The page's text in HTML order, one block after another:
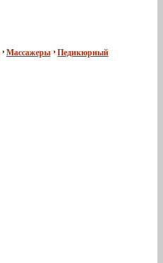
Массажеры
Педикюрный